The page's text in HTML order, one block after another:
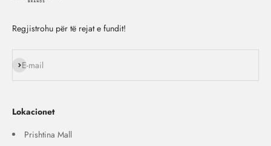
Regjistrohu për të rejat e fundit!
E-mail
Na ndiq
Lokacionet
Prishtina Mall